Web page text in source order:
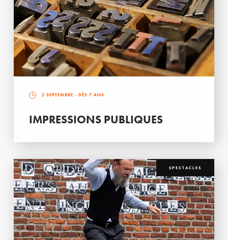
2 SEPTEMBRE - DÈS 7 ANS
IMPRESSIONS PUBLIQUES
SPECTACLES